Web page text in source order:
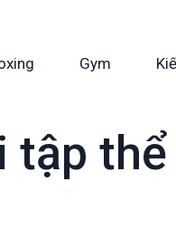
Gym
tập